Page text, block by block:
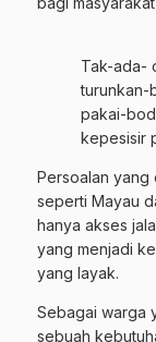
Tak-ada-
turunkan-
pakai-
kepesisir
Persoalan yang
seperti Mayau
hanya akses
yang menjadi
yang layak.
Sebagai warga
sebuah